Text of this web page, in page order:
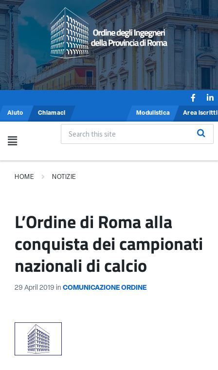
Aiuto Chiamaci Modulistica Area iscritti
HOME NOTIZIE
L’Ordine di Roma alla
conquista dei campionati
nazionali di calcio
29 April 2019 in COMUNICAZIONE ORDINE